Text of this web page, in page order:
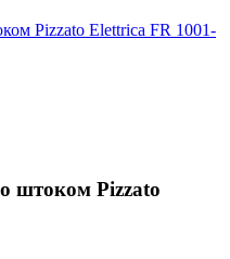
штоком Pizzato